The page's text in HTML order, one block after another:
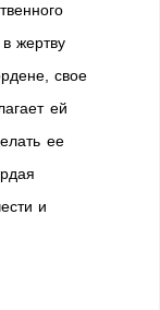
жертву
свое
ей
ее
и